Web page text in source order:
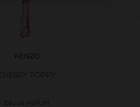
KENZO
CHERRY POPPY
Eau de Parfum